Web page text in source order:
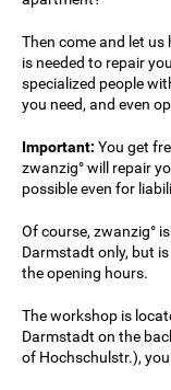
Then come and let
is needed to repair
specialized people
you need, and even
Important: You get
zwanzig° will repair
possible even for
Of course, zwanzig°
Darmstadt only, but
the opening hours.
The workshop is
Darmstadt on the
of Hochschulstr.),